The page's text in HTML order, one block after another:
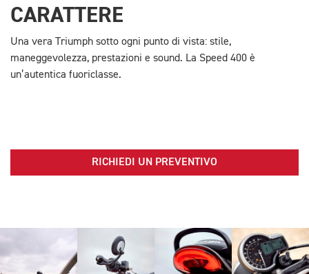
CARATTERE
Una vera Triumph sotto ogni punto di vista: stile,
maneggevolezza, prestazioni e sound. La Speed 400 è
un’autentica fuoriclasse.
RICHIEDI UN PREVENTIVO